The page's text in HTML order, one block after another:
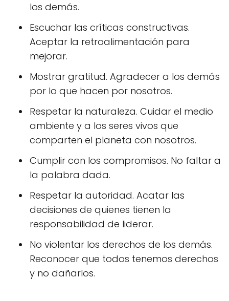
los demás.
Escuchar las críticas constructivas.
Aceptar la retroalimentación para
mejorar.
Mostrar gratitud. Agradecer a los demás
por lo que hacen por nosotros.
Respetar la naturaleza. Cuidar el medio
ambiente y a los seres vivos que
comparten el planeta con nosotros.
Cumplir con los compromisos. No faltar a
la palabra dada.
Respetar la autoridad. Acatar las
decisiones de quienes tienen la
responsabilidad de liderar.
No violentar los derechos de los demás.
Reconocer que todos tenemos derechos
y no dañarlos.